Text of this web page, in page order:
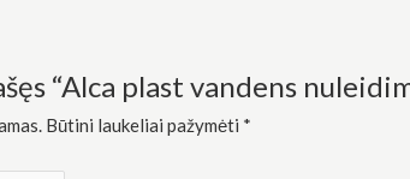
“Alca plast vandens
Būtini laukeliai pažymėti *